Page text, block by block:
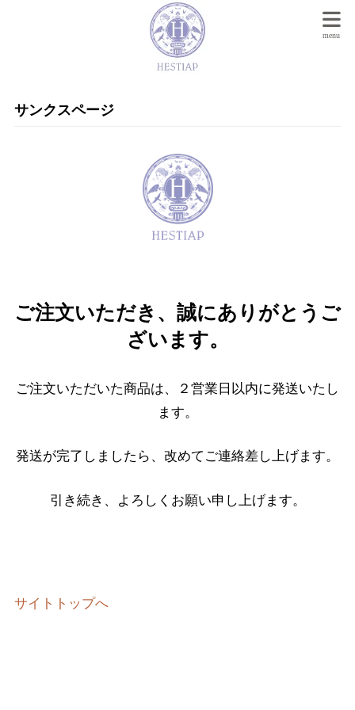
サンクスページ
ご注文いただき、誠にありがとうご
ざいます。
ご注文いただいた商品は、２営業日以内に発送いたし
ます。
発送が完了しましたら、改めてご連絡差し上げます。
引き続き、よろしくお願い申し上げます。
サイトトップへ